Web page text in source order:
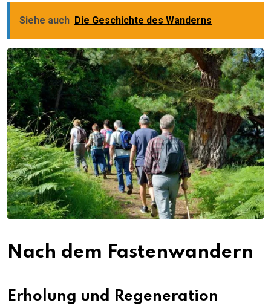
Siehe auch Die Geschichte des Wanderns
Nach dem Fastenwandern
Erholung und Regeneration